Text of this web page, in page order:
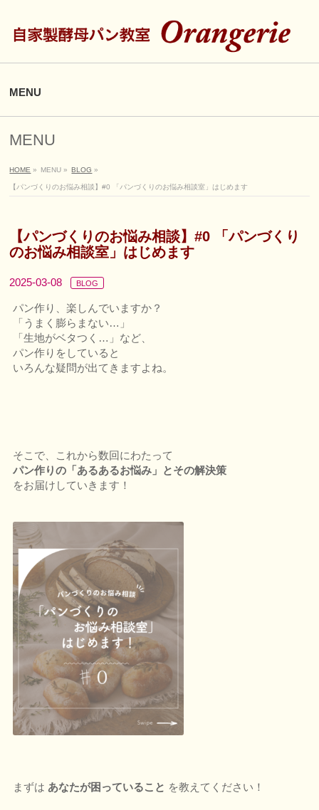
MENU
MENU
HOME » MENU » BLOG »
【パンづくりのお悩み相談】#0 「パンづくりのお悩み相談室」はじめます
【パンづくりのお悩み相談】#0 「パンづくり
のお悩み相談室」はじめます
2025-03-08 BLOG
パン作り、楽しんでいますか？
「うまく膨らまない…」
「生地がベタつく…」など、
パン作りをしていると
いろんな疑問が出てきますよね。
そこで、これから数回にわたって
パン作りの「あるあるお悩み」とその解決策
をお届けしていきます！
まずは あなたが困っていること を教えてください！